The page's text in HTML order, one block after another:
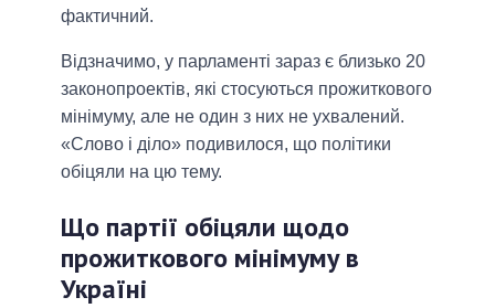
фактичний.
Відзначимо, у парламенті зараз є близько 20
законопроектів, які стосуються прожиткового
мінімуму, але не один з них не ухвалений.
«Слово і діло» подивилося, що політики
обіцяли на цю тему.
Що партії обіцяли щодо
прожиткового мінімуму в
Україні